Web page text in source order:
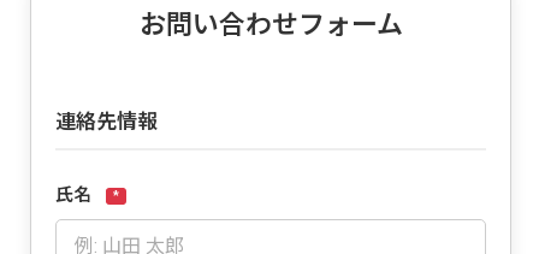
お問い合わせフォーム
連絡先情報
氏名 *